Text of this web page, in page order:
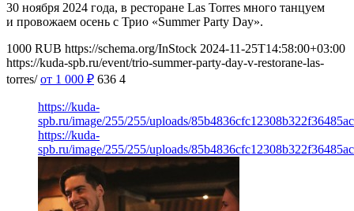
30 ноября 2024 года, в ресторане Las Torres много танцуем
и провожаем осень с Трио «Summer Party Day».
1000 RUB https://schema.org/InStock 2024-11-25T14:58:00+03:00
https://kuda-spb.ru/event/trio-summer-party-day-v-restorane-las-
torres/ от 1 000 ₽ 636 4
https://kuda-
spb.ru/image/255/255/uploads/
https://kuda-
spb.ru/image/255/255/uploads/